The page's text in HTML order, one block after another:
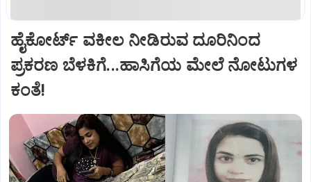
ಹೈಕೋರ್ಟ್‌ ವಕೀಲ ನೀಡಿರುವ ದೂರಿನಿಂದ
ಪ್ರಕರಣ ಬೆಳಕಿಗೆ...ಹಾಸಿಗೆಯ ಮೇಲೆ ನೋಟುಗಳ
ಕಂತೆ!